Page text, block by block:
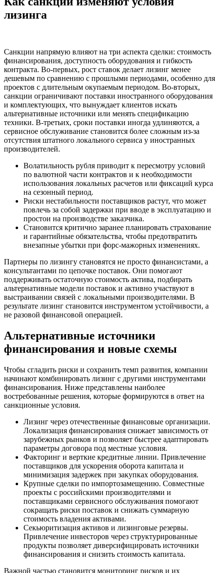
лизинга
Санкции напрямую влияют на три аспекта сделки: стоимость
финансирования, доступность оборудования и гибкость
контракта. Во-первых, рост ставок делает лизинг менее
дешевым по сравнению с прошлыми периодами, особенно для
проектов с длительным окупаемым периодом. Во-вторых,
санкции ограничивают поставки иностранного оборудования
и комплектующих, что вынуждает клиентов искать
альтернативные источники или менять спецификацию
техники. В-третьих, сроки поставки иногда удлиняются, а
сервисное обслуживание становится более сложным из-за
отсутствия штатного локального сервиса у иностранных
производителей.
Волатильность рубля приводит к пересмотру условий
по валютной части контрактов и к необходимости
использования локальных расчетов или фиксаций курса
на сезонный период.
Риски нестабильности поставщиков растут, что может
повлечь за собой задержки при вводе в эксплуатацию и
простои на производстве заказчика.
Становится критично заранее планировать страхование
и гарантийные обязательства, чтобы предотвратить
внезапные убытки при форс-мажорных изменениях.
Партнеры по лизингу становятся не просто финансистами, а
консультантами по цепочке поставок. Они помогают
поддерживать остаточную стоимость актива, подбирать
альтернативные модели поставок и активно участвуют в
выстраивании связей с локальными производителями. В
результате лизинг становится инструментом устойчивости, а
не разовой финансовой операцией.
Альтернативные источники
финансирования и новые схемы
Чтобы сгладить риски и сохранить темп развития, компании
начинают комбинировать лизинг с другими инструментами
финансирования. Ниже представлены наиболее
востребованные решения, которые формируются в ответ на
санкционные условия.
Лизинг через отечественные финансовые организации.
Локализация финансирования снижает зависимость от
зарубежных рынков и позволяет быстрее адаптировать
параметры договора под местные условия.
Факторинг и верткие кредитные линии. Привлечение
поставщиков для ускорения оборота капитала и
минимизация задержек при закупках оборудования.
Крупные сделки по импортозамещению. Совместные
проекты с российскими производителями и
поставщиками сервисного обслуживания помогают
сокращать риски поставок и снижать суммарную
стоимость владения активами.
Секьюритизация активов и лизинговые резервы.
Привлечение инвесторов через структурированные
продукты позволяет диверсифицировать источники
финансирования и снизить стоимость капитала.
Важной частью становится мониторинг рисков и их